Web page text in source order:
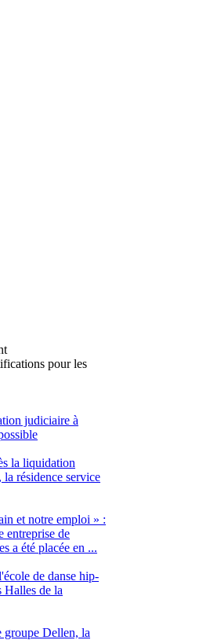
pour les
judiciaire à
la liquidation
résidence service
et notre emploi » :
entreprise de
a été placée en ...
de danse hip-
Halles de la
groupe Dellen, la